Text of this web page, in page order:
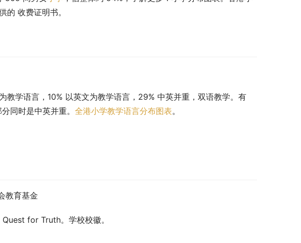
的 收费证明书。
教学语言，10% 以英文为教学语言，29% 中英并重，双语教学。有
同时是中英并重。 全港小学教学语言分布图表。
教育基金
for Truth。学校校徽。